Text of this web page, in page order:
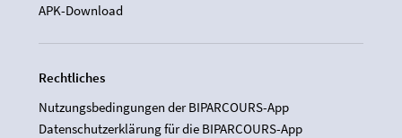
APK-Download
Rechtliches
Nutzungsbedingungen der BIPARCOURS-App
Datenschutzerklärung für die BIPARCOURS-App